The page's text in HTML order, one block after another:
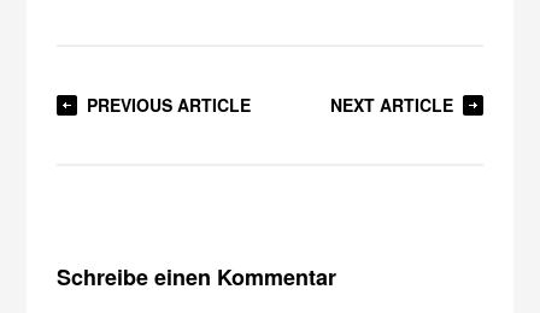
PREVIOUS ARTICLE NEXT ARTICLE
Schreibe einen Kommentar